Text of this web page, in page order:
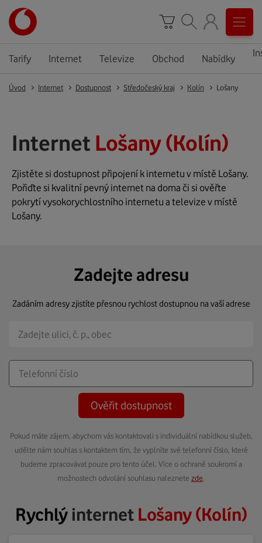
Tarify Internet Televize Obchod Nabídky
Úvod Internet Dostupnost Středočeský kraj Kolín Lošany
Internet Lošany (Kolín)
Zjistěte si dostupnost připojení k internetu v místě Lošany.
Pořiďte si kvalitní pevný internet na doma či si ověřte
pokrytí vysokorychlostního internetu a televize v místě
Lošany.
Zadejte adresu
Zadáním adresy zjistíte přesnou rychlost dostupnou na vaší adrese
Ověřit dostupnost
Pokud máte zájem, abychom vás kontaktovali s individuální nabídkou služeb,
udělte nám souhlas s kontaktem tím, že vyplníte své telefonní číslo, které
budeme zpracovávat pouze pro tento účel. Více o ochraně soukromí a
možnostech odvolání souhlasu naleznete zde
Rychlýinternet Lošany (Kolín)